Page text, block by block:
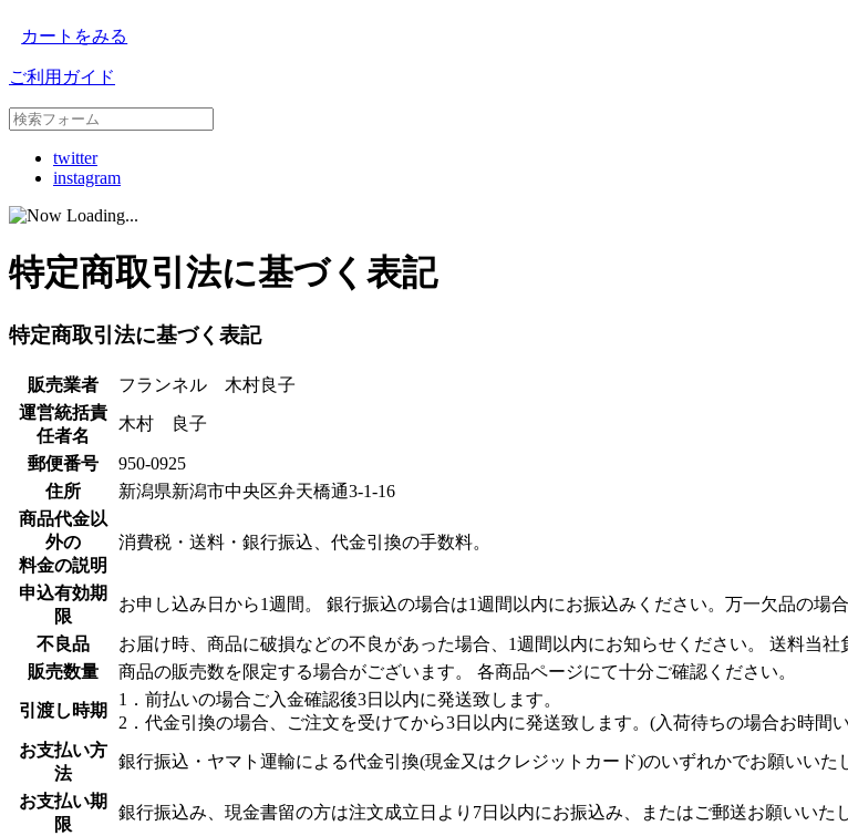
カートをみる
ご利用ガイド
twitter
instagram
特定商取引法に基づく表記
特定商取引法に基づく表記
販売業者
フランネル 木村良子
運営統括責
任者名
木村 良子
郵便番号
950-0925
住所
新潟県新潟市中央区弁天橋通3-1-16
商品代金以
外の
料金の説明
消費税・送料・銀行振込、代金引換の手数料。
申込有効期
限
お申し込み日から1週間。 銀行振込の場合は1週間以内にお振込みください。万一欠品の場
不良品
お届け時、商品に破損などの不良があった場合、1週間以内にお知らせください。 送料当社
販売数量
商品の販売数を限定する場合がございます。 各商品ページにて十分ご確認ください。
引渡し時期
1．前払いの場合ご入金確認後3日以内に発送致します。
2．代金引換の場合、ご注文を受けてから3日以内に発送致します。(入荷待ちの場合お時間
お支払い方
法
銀行振込・ヤマト運輸による代金引換(現金又はクレジットカード)のいずれかでお願いいた
お支払い期
限
銀行振込み、現金書留の方は注文成立日より7日以内にお振込み、またはご郵送お願いいた